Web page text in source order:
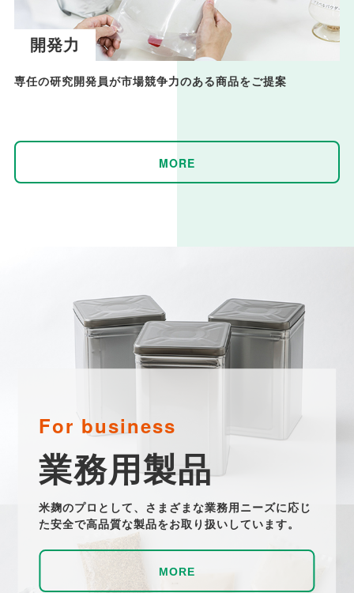
開発力
専任の研究開発員が市場競争力のある商品をご提案
MORE
For business
業務用製品
米麹のプロとして、さまざまな業務用ニーズに応じ
た安全で高品質な製品をお取り扱いしています。
MORE